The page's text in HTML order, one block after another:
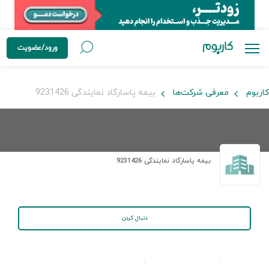
ورود/عضویت
کاربوم معرفی شرکت‌ها بیمه پاسارگاد نمایندگی 9231426
بیمه پاسارگاد نمایندگی 9231426
دنبال کردن